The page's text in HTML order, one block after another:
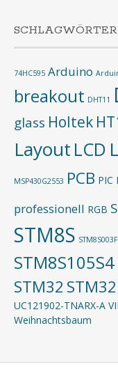
SCHLAGWÖRTER
74HC595 Arduino
breakout DHT11
glass Holtek
Layout LCD
MSP430G2553 PCB PIC
professionell RGB
STM8S
STM8S105S4
STM32
UC121902-TNARX-A
Weihnachtsbaum